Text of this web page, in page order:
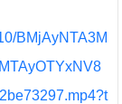
BMjAyNTA3M